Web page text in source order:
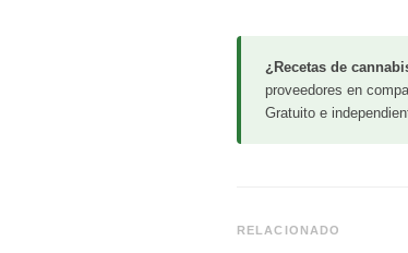
¿Recetas de
proveedores en
Gratuito e
RELACIONADO